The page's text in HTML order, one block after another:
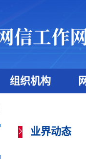
组织机构
业界动态